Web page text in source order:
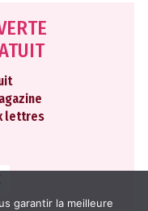
lettres
garantir la meilleure